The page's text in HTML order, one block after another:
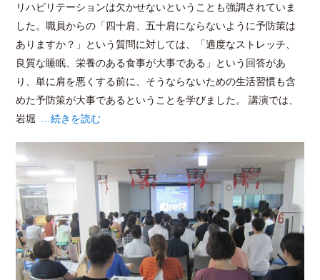
リハビリテーションは欠かせないということも強調されていま
した。職員からの「四十肩、五十肩にならないように予防策は
ありますか？」という質問に対しては、「適度なストレッチ、
良質な睡眠、栄養のある食事が大事である」という回答があ
り、単に肩を悪くする前に、そうならないための生活習慣も含
めた予防策が大事であるということを学びました。 講演では、
岩堀
…続きを読む